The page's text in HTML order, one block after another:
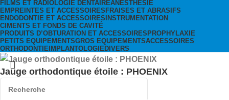
FILMS ET RADIOLOGIE DENTAIREANESTHÉSIE
EMPREINTES ET ACCESSOIRES FRAISES ET ABRASIFS
ENDODONTIE ET ACCESSOIRES INSTRUMENTATION
CIMENTS ET FONDS DE CAVITÉ
PRODUITS D’OBTURATION ET ACCESSOIRES PROPHYLAXIE
PETITS EQUIPEMENTSGROS EQUIPEMENTSACCESSOIRES
ORTHODONTIE IMPLANTOLOGIEDIVERS
Jauge orthodontique étoile : PHOENIX
د.م.89,00